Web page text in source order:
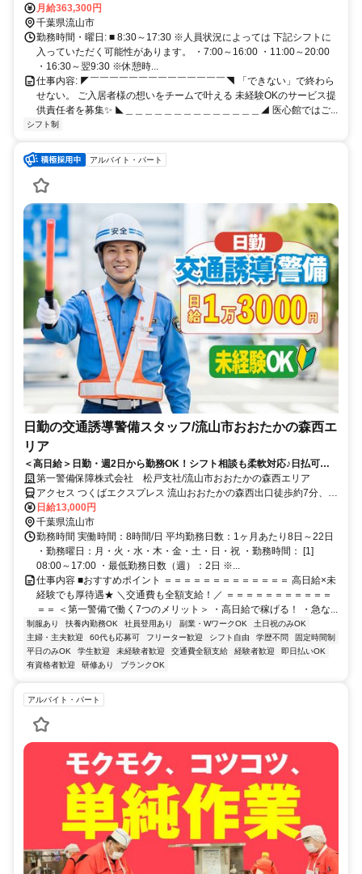
レス 流山おおたかの森駅 徒歩8分
月給363,300円
千葉県流山市
勤務時間・曜日: ■ 8:30～17:30 ※人員状況によっては 下記シフトに
入っていただく可能性があります。 ・7:00～16:00 ・11:00～20:00
・16:30～翌9:30 ※休憩時...
仕事内容: ◤￣￣￣￣￣￣￣￣￣￣￣￣￣￣◥ 「できない」で終わら
せない。 ご入居者様の想いをチームで叶える 未経験OKのサービス提
供責任者を募集✨ ◣＿＿＿＿＿＿＿＿＿＿＿＿＿＿◢ 医心館ではご...
シフト制
アルバイト・パート
日勤の交通誘導警備スタッフ/流山市おおたかの森西エ
リア
＜高日給＞日勤・週2日から勤務OK！シフト相談も柔軟対応♪日払可◎
未経験歓迎★
第一警備保障株式会社 松戸支社/流山市おおたかの森西エリア
アクセス つくばエクスプレス 流山おおたかの森西出口徒歩約7分、つ
くばエクスプレス 流山おおたかの森西出口徒歩約7分、東武野田線
〔アーバンパークライン〕 初石西口徒歩約17分 直行直帰OK＊交通費
全額支給＊
日給13,000円
千葉県流山市
勤務時間 実働時間：8時間/日 平均勤務日数：1ヶ月あたり8日～22日
・勤務曜日：月・火・水・木・金・土・日・祝 ・勤務時間： [1]
08:00～17:00 ・最低勤務日数（週）：2日 ※...
仕事内容 ■おすすめポイント ＝＝＝＝＝＝＝＝＝＝＝＝＝ 高日給×未
経験でも厚待遇★ ＼交通費も全額支給！／ ＝＝＝＝＝＝＝＝＝＝＝
＝＝ ＜第一警備で働く7つのメリット＞ ・高日給で稼げる！ ・急な...
制服あり 扶養内勤務OK 社員登用あり 副業・WワークOK
土日祝のみOK
主婦・主夫歓迎
60代も応募可 フリーター歓迎 シフト自由 学歴不問
固定時間制
平日のみOK
学生歓迎 未経験者歓迎 交通費全額支給 経験者歓迎
即日払いOK
有資格者歓迎
研修あり ブランクOK
アルバイト・パート